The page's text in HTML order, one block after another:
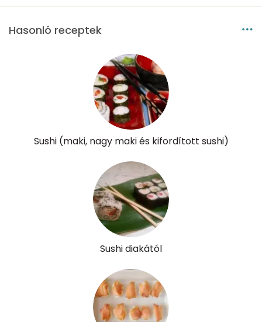
Hasonló receptek
Sushi (maki, nagy maki és kifordított sushi)
Sushi diakától